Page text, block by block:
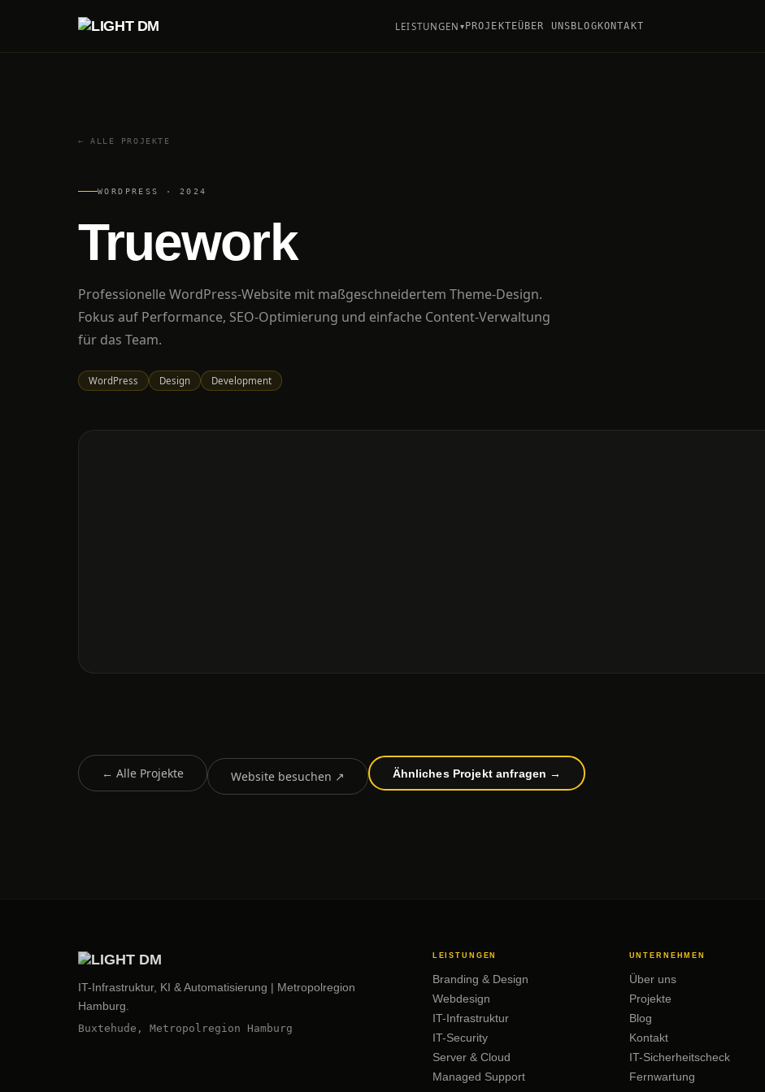
LEISTUNGEN ▾ PROJEKTEÜBER UNS BLOG KONTAKT
← ALLE PROJEKTE
WORDPRESS · 2024
Truework
Professionelle WordPress-Website mit maßgeschneidertem Theme-Design.
Fokus auf Performance, SEO-Optimierung und einfache Content-Verwaltung
für das Team.
WordPress Design Development
← Alle Projekte Website besuchen ↗ Ähnliches Projekt anfragen →
IT-Infrastruktur, KI & Automatisierung | Metropolregion
Hamburg.
Buxtehude, Metropolregion Hamburg
LEISTUNGEN
Branding & Design
Webdesign
IT-Infrastruktur
IT-Security
Server & Cloud
Managed Support
UNTERNEHMEN
Über uns
Projekte
Blog
Kontakt
IT-Sicherheitscheck
Fernwartung